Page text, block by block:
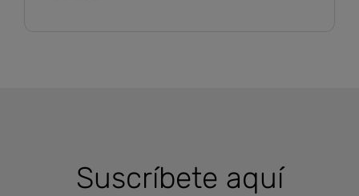
Suscríbete aquí